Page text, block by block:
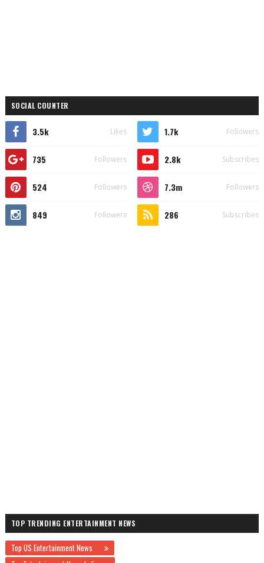
SOCIAL COUNTER
3.5k Likes 1.7k Followers
735 Followers 2.8k Subscribes
524 Followers 7.3m Followers
849 Followers 286 Subscribes
TOP TRENDING ENTERTAINMENT NEWS
Top US Entertainment News